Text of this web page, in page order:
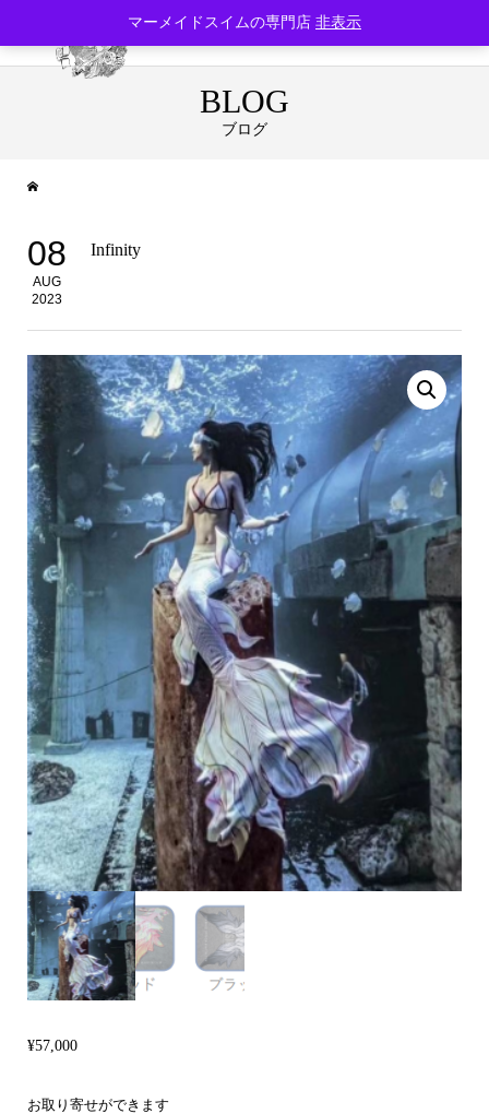
BLOG
ブログ
08
AUG
2023
Infinity
¥57,000
お取り寄せができます
マーメイドスイムの専門店 非表示